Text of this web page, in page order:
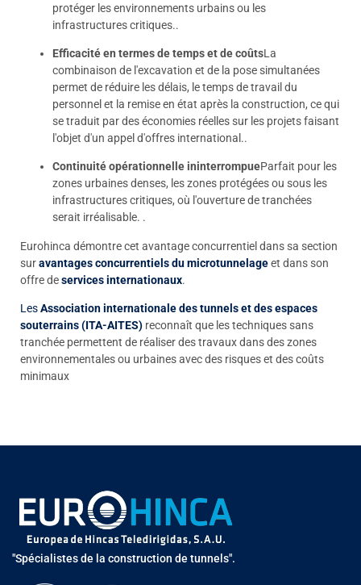
protéger les environnements urbains ou les
infrastructures critiques..
Efficacité en termes de temps et de coûtsLa
combinaison de l'excavation et de la pose simultanées
permet de réduire les délais, le temps de travail du
personnel et la remise en état après la construction, ce qui
se traduit par des économies réelles sur les projets faisant
l'objet d'un appel d'offres international..
Continuité opérationnelle ininterrompueParfait pour les
zones urbaines denses, les zones protégées ou sous les
infrastructures critiques, où l'ouverture de tranchées
serait irréalisable. .
Eurohinca démontre cet avantage concurrentiel dans sa section
suravantages concurrentiels du microtunnelageet dans son
offre deservices internationaux.
LesAssociation internationale des tunnels et des espaces
souterrains (ITA-AITES) reconnaît que les techniques sans
tranchée permettent de réaliser des travaux dans des zones
environnementales ou urbaines avec des risques et des coûts
minimaux
"Spécialistes de la construction de tunnels".